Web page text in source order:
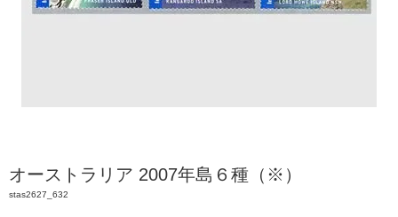
オーストラリア 2007年島６種（※）
stas2627_632